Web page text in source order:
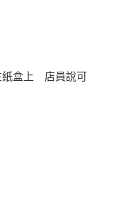
紙盒上 店員說可